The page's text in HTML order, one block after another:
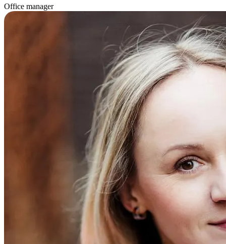
Office manager